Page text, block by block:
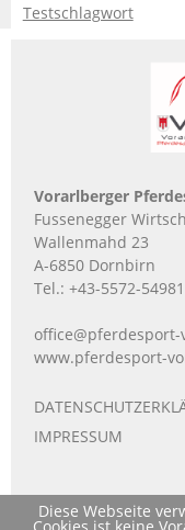
Testschlagwort
Diese Webseite
Vorarlberger
Fussenegger
Wallenmahd 23
A-6850 Dornbirn
Tel.: +43-5572-54981
www.pferdesport-
IMPRESSUM